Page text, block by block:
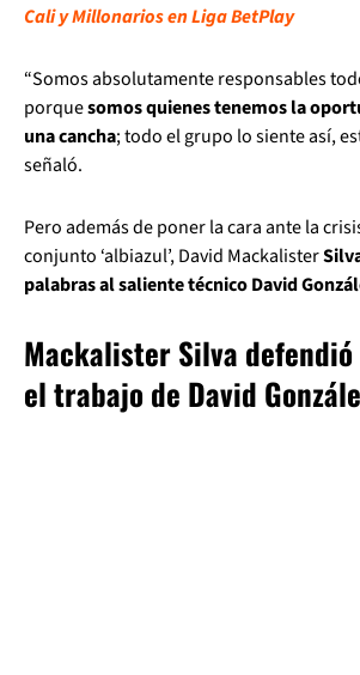
Cali y Millonarios en Liga BetPlay
“Somos absolutamente responsables
porquesomos quienes tenemos la
una cancha; todo el grupo lo siente así,
señaló.
Pero además de poner la cara ante la
conjunto ‘albiazul’, David Mackalister
palabras al saliente técnico David
Mackalister Silva
el trabajo de David